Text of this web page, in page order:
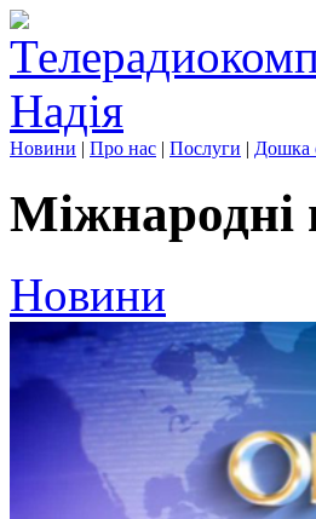
Новини | Про нас | Послуги | Дошка
Міжнародні
Новини